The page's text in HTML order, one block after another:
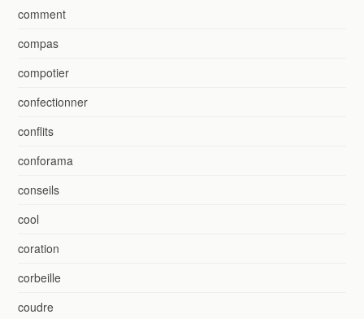
comment
compas
compotier
confectionner
conflits
conforama
conseils
cool
coration
corbeille
coudre